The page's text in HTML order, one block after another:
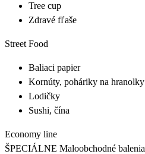
Tree cup
Zdravé fľaše
Street Food
Baliaci papier
Kornúty, poháriky na hranolky
Lodičky
Sushi, čína
Economy line
ŠPECIÁLNE Maloobchodné balenia